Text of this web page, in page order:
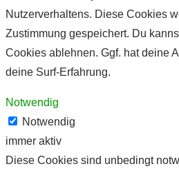
Nutzerverhaltens. Diese Cookies
Zustimmung gespeichert. Du
Cookies ablehnen. Ggf. hat deine
deine Surf-Erfahrung.
Notwendig
Notwendig
immer aktiv
Diese Cookies sind unbedingt